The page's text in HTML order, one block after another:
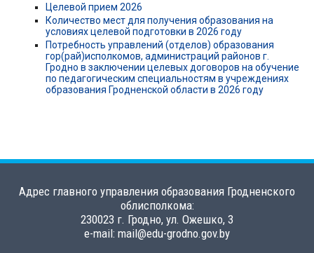
Целевой прием 2026
Количество мест для получения образования на
условиях целевой подготовки в 2026 году
Потребность управлений (отделов) образования
гор(рай)исполкомов, администраций районов г.
Гродно в заключении целевых договоров на обучение
по педагогическим специальностям в учреждениях
образования Гродненской области в 2026 году
Адрес главного управления образования Гродненского
облисполкома:
230023 г. Гродно, ул. Ожешко, 3
e-mail: mail@edu-grodno.gov.by